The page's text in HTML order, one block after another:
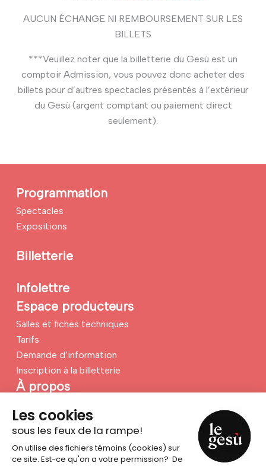
AUCUN ÉCHANGE NI REMBOURSEMENT SUR LES
BILLETS
***Veuillez noter que la billetterie du Gesù est un
comptoir Admission, vous pouvez donc acheter des
billets pour d’autres spectacles présentés à l’extérieur
du Gesù (argent comptant ou paiement direct
seulement).
Programmation
Spectacles
Expositions
Billetterie
Infolettre
Espace producteurs
Salles et fiches techniques
Tarifs
Demande d’information
Inscription à la billetterie
À propos
Se rendre au Gesù
Nouvelles
Emplois